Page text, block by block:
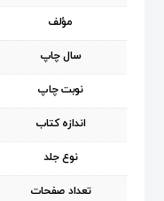
مؤلف
سال چاپ
نوبت چاپ
اندازه کتاب
نوع جلد
تعداد صفحات